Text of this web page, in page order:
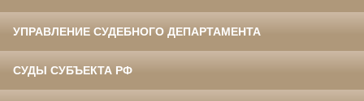
УПРАВЛЕНИЕ СУДЕБНОГО ДЕПАРТАМЕНТА
СУДЫ СУБЪЕКТА РФ